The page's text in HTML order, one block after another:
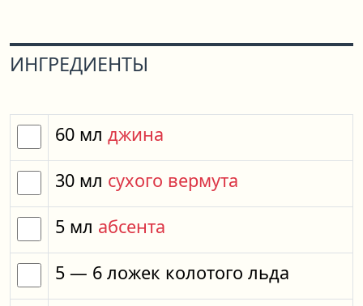
ИНГРЕДИЕНТЫ
60 мл джина
30 мл сухого вермута
5 мл абсента
5 — 6 ложек колотого льда